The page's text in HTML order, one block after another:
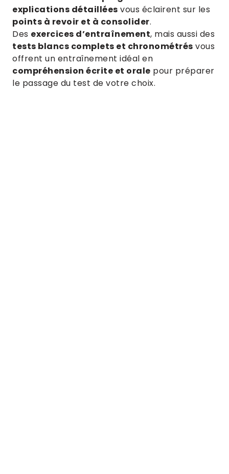
explications détaillées vous éclairent sur les
points à revoir et à consolider.
Des exercices d’entraînement, mais aussi des
tests blancs complets et chronométrés vous
offrent un entraînement idéal en
compréhension écrite et orale pour préparer
le passage du test de votre choix.